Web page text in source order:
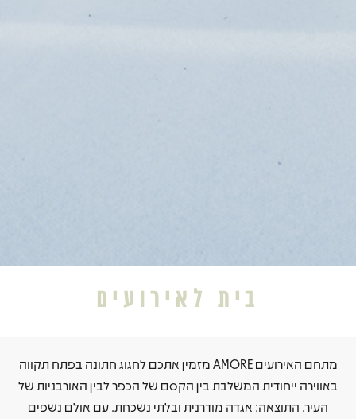
בית לאירועים
מתחם האירועים AMORE מזמין אתכם לחגוג חתונה בפתח תקווה
באווירה ייחודית המשלבת בין הקסם של הכפר לבין האורבניות של
העיר. התוצאה: אגדה מודרנית ובלתי נשכחת. עם אולם נשפים